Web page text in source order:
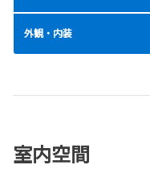
外観・内装
室内空間